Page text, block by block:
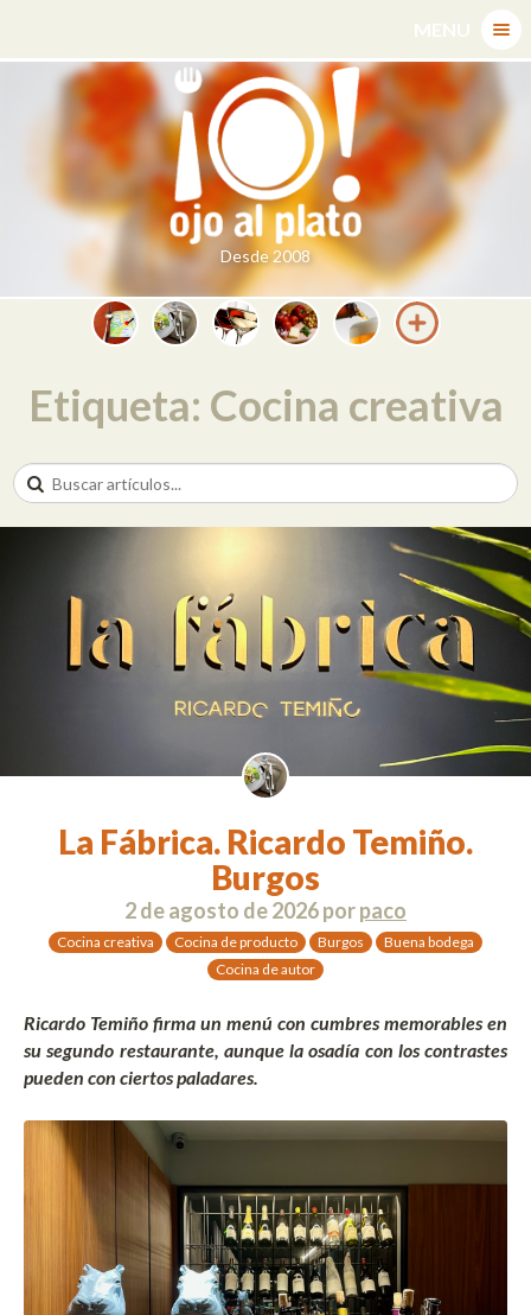
content
MENU
Desde 2008
Etiqueta: Cocina creativa
La Fábrica. Ricardo Temiño.
Burgos
2 de agosto de 2026porpaco
Cocina creativa Cocina de producto Burgos
Buena bodega
Cocina de autor
Ricardo Temiño firma un menú con cumbres memorables en
su segundo restaurante, aunque la osadía con los contrastes
pueden con ciertos paladares.